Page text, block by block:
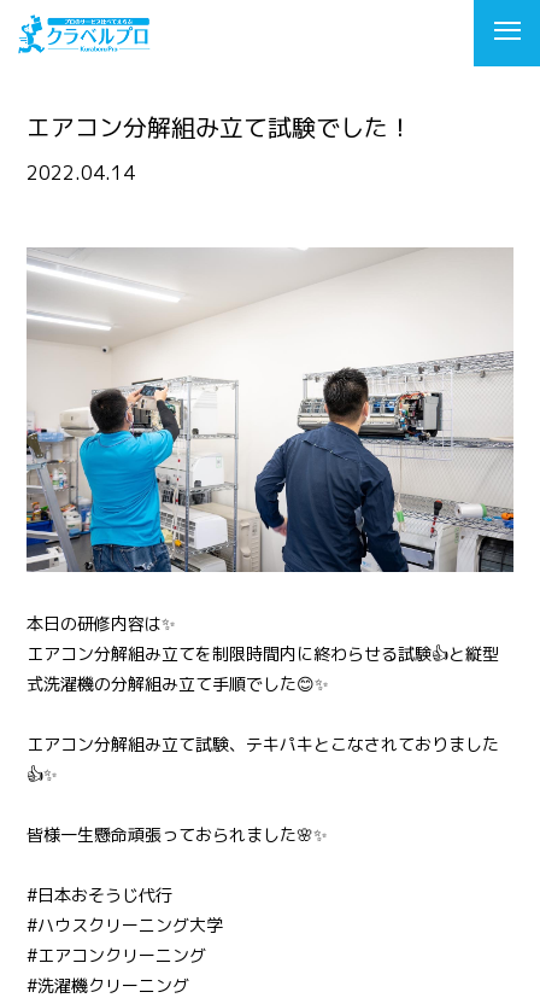
エアコン分解組み立て試験でした！
2022.04.14
本日の研修内容は✨
エアコン分解組み立てを制限時間内に終わらせる試験👍と縦型
式洗濯機の分解組み立て手順でした😊✨
エアコン分解組み立て試験、テキパキとこなされておりました
👍✨
皆様一生懸命頑張っておられました🌸✨
#日本おそうじ代行
#ハウスクリーニング大学
#エアコンクリーニング
#洗濯機クリーニング